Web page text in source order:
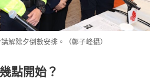
解除夕倒數安排。（鄭子峰攝）
點開始？